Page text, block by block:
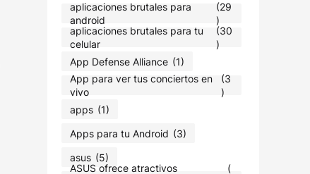
aplicaciones brutales para
android
(29
)
aplicaciones brutales para tu
celular
(30
)
App Defense Alliance (1)
App para ver tus conciertos en
vivo
(3
)
apps (1)
Apps para tu Android (3)
asus (5)
ASUS ofrece atractivos
(